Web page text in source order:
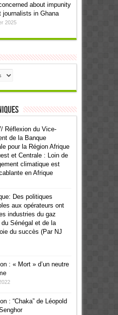
about impunity
journalists in Ghana
2025
Réflexion du Vice-
de la Banque
pour la Région Afrique
et Centrale : Loin de
climatique est
en Afrique
Des politiques
aux opérateurs ont
industries du gaz
du Sénégal et de la
du succès (Par NJ
: « Mort » d’un neutre
: “Chaka” de Léopold